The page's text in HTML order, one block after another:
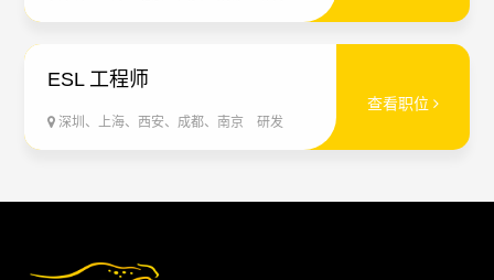
ESL 工程师
深圳、上海、西安、成都、南京 研发
查看职位